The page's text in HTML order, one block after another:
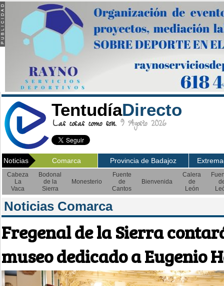
TentudíaDirecto
Las cosas como son. 9 Agosto 2026
Noticias Comarca Provincia de Badajoz
Cabeza
La
Vaca
Bodonal
de la
Sierra
Monesterio
Fuente
de
Cantos
Bienvenida
Calera
de
León
Noticias Comarca
Fregenal de la Sierra
museo dedicado a Eugenio